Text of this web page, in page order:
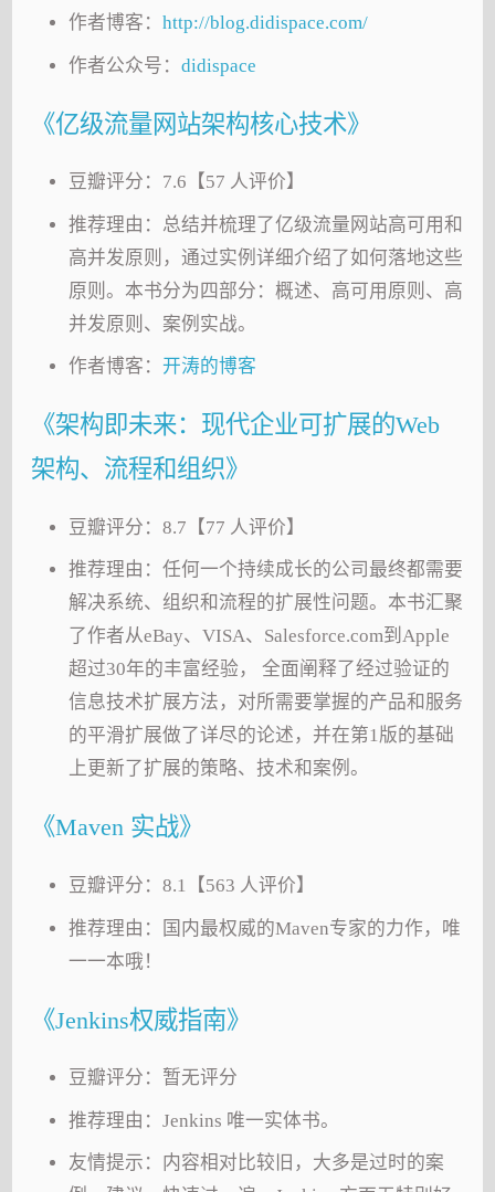
作者博客： http://blog.didispace.com/
作者公众号： didispace
《亿级流量网站架构核心技术》
豆瓣评分：7.6【57 人评价】
推荐理由：总结并梳理了亿级流量网站高可用和
高并发原则，通过实例详细介绍了如何落地这些
原则。本书分为四部分：概述、高可用原则、高
并发原则、案例实战。
作者博客： 开涛的博客
《架构即未来：现代企业可扩展的Web
架构、流程和组织》
豆瓣评分：8.7【77 人评价】
推荐理由：任何一个持续成长的公司最终都需要
解决系统、组织和流程的扩展性问题。本书汇聚
了作者从eBay、VISA、Salesforce.com到Apple
超过30年的丰富经验， 全面阐释了经过验证的
信息技术扩展方法，对所需要掌握的产品和服务
的平滑扩展做了详尽的论述，并在第1版的基础
上更新了扩展的策略、技术和案例。
《Maven 实战》
豆瓣评分：8.1【563 人评价】
推荐理由：国内最权威的Maven专家的力作，唯
一一本哦！
《Jenkins权威指南》
豆瓣评分：暂无评分
推荐理由：Jenkins 唯一实体书。
友情提示：内容相对比较旧，大多是过时的案